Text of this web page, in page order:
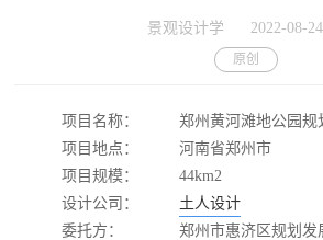
景观设计学 2022-08-24
原创
项目名称：
郑州黄河滩地公园规
项目地点：
河南省郑州市
项目规模：
44km2
设计公司：
土人设计
委托方：
郑州市惠济区规划发